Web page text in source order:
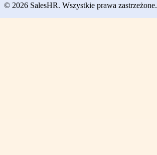
© 2026 SalesHR. Wszystkie prawa zastrzeżone.